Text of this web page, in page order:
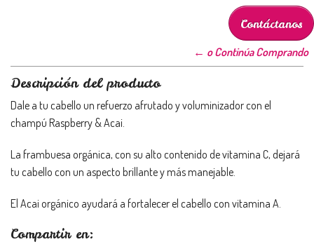
Contáctanos
← o Continúa Comprando
Descripción del producto
Dale a tu cabello un refuerzo afrutado y voluminizador con el
champú Raspberry & Acai.
La frambuesa orgánica, con su alto contenido de vitamina C, dejará
tu cabello con un aspecto brillante y más manejable.
El Acai orgánico ayudará a fortalecer el cabello con vitamina A.
Compartir en: